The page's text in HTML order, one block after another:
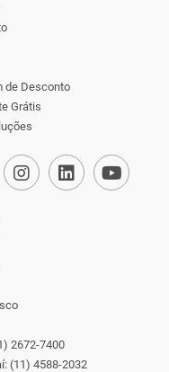
de Desconto
Grátis
2672-7400
(11) 4588-2032